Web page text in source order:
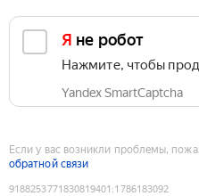
Я не робот
Нажмите, чтобы
Yandex SmartCaptcha
Если у вас возникли проблемы,
обратной связи
9188253771830819401 :1786183092